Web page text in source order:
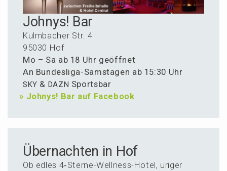
Johnys! Bar
Kulmba­cher Str. 4
95030 Hof
Mo – Sa ab 18 Uhr geöffnet
An Bundes­li­ga-Samsta­gen ab 15:30 Uhr
SKY & DAZN Sportsbar
» Johnys! Bar auf Facebook
Über­nachten in Hof
Ob edles 4‑Ster­ne-Wellness-Hotel, uriger